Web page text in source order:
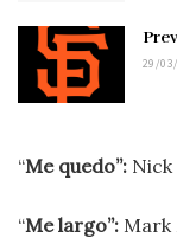
29/
“Me quedo”: Nick
“Me largo”: Mark